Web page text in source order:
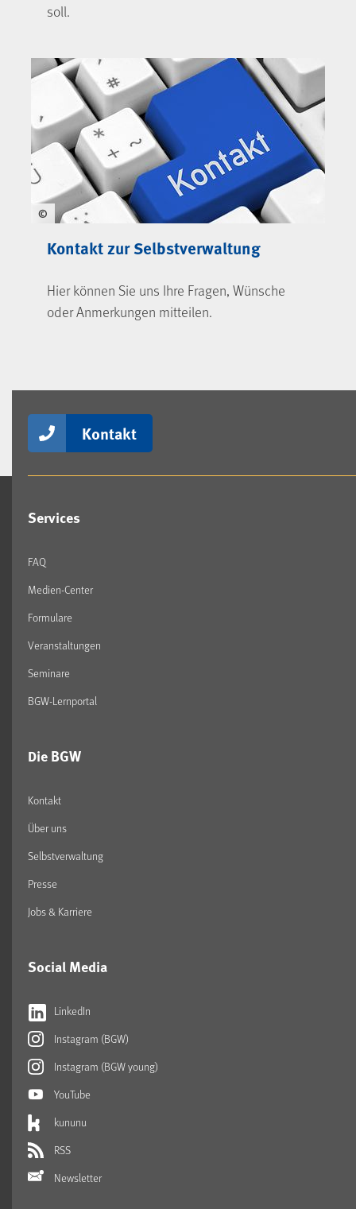
soll.
©
Kontakt zur Selbstverwaltung
Hier können Sie uns Ihre Fragen, Wünsche
oder Anmerkungen mitteilen.
Kontakt
Services
FAQ
Medien-Center
Formulare
Veranstaltungen
Seminare
BGW-Lernportal
Die BGW
Kontakt
Über uns
Selbstverwaltung
Presse
Jobs & Karriere
Social Media
LinkedIn
Instagram (BGW)
Instagram (BGW young)
YouTube
kununu
RSS
Newsletter